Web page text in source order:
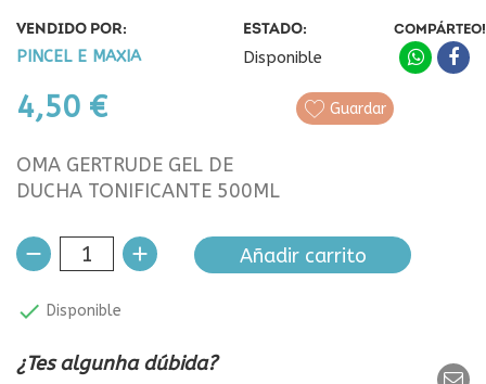
VENDIDO POR:
PINCEL E MAXIA
ESTADO:
Disponible
4,50 €
COMPÁRTEO!
Guardar
OMA GERTRUDE GEL DE
DUCHA TONIFICANTE 500ML
Añadir carrito
 Disponible
¿Tes algunha dúbida?